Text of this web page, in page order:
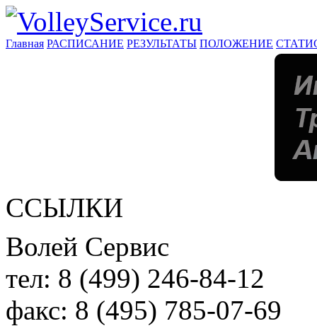
Главная РАСПИСАНИЕ РЕЗУЛЬТАТЫ ПОЛОЖЕНИЕ
ССЫЛКИ
Волей Сервис
тел: 8 (499) 246-84-12
факс: 8 (495) 785-07-69